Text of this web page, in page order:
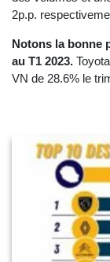
2p.p.
Notons la bonne
au T1 2023.
VN de 28.6% le